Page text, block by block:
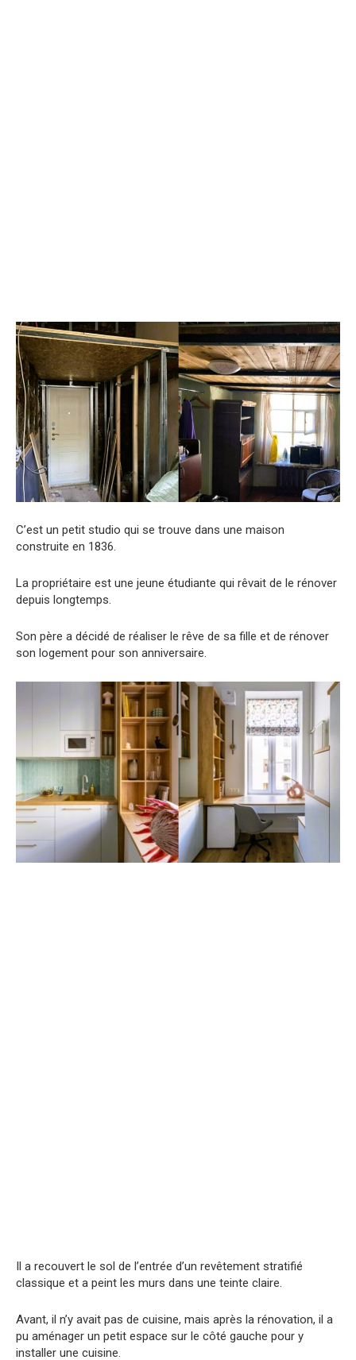
C’est un petit studio qui se trouve dans une maison
construite en 1836.
La propriétaire est une jeune étudiante qui rêvait de le rénover
depuis longtemps.
Son père a décidé de réaliser le rêve de sa fille et de rénover
son logement pour son anniversaire.
Il a recouvert le sol de l’entrée d’un revêtement stratifié
classique et a peint les murs dans une teinte claire.
Avant, il n’y avait pas de cuisine, mais après la rénovation, il a
pu aménager un petit espace sur le côté gauche pour y
installer une cuisine.